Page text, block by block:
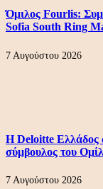
Όμιλος Fourlis:
Sofia South Ring
7 Αυγούστου 2026
Η Deloitte Ελλάδος
σύμβουλος του
7 Αυγούστου 2026